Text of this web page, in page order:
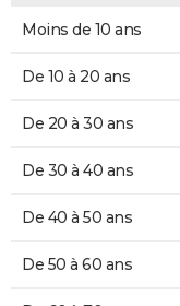
Moins de 10 ans
De 10 à 20 ans
De 20 à 30 ans
De 30 à 40 ans
De 40 à 50 ans
De 50 à 60 ans